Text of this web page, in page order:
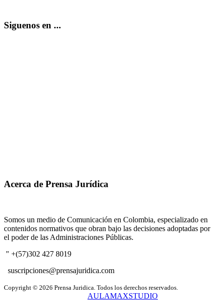
Siguenos en ...
Acerca de Prensa Jurídica
Somos un medio de Comunicación en Colombia, especializado en
contenidos normativos que obran bajo las decisiones adoptadas por
el poder de las Administraciones Públicas.
" +(57)302 427 8019
suscripciones@prensajuridica.com
Copyright © 2026 Prensa Juridica. Todos los derechos reservados.
AULAMAXSTUDIO